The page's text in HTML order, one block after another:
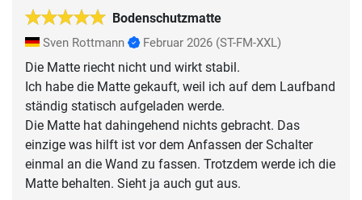
Bodenschutzmatte
Sven Rottmann Februar 2026 (ST-FM-XXL)
Die Matte riecht nicht und wirkt stabil.
Ich habe die Matte gekauft, weil ich auf dem Laufband
ständig statisch aufgeladen werde.
Die Matte hat dahingehend nichts gebracht. Das
einzige was hilft ist vor dem Anfassen der Schalter
einmal an die Wand zu fassen. Trotzdem werde ich die
Matte behalten. Sieht ja auch gut aus.